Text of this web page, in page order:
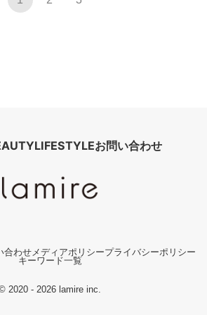
LIFESTYLEお問い合わせ
合わせ メディアポリシープライバシーポリシー
キーワード一覧
2020 - 2026 lamire inc.